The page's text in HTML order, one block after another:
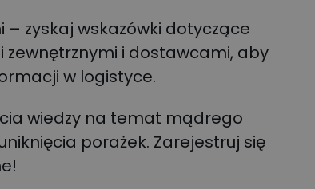
– zyskaj wskazówki dotyczące
i dostawcami, aby
w logistyce.
wiedzy na temat mądrego
porażek. Zarejestruj się